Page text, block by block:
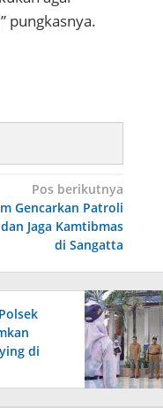
pungkasnya.
Pos berikutnya
Gencarkan Patroli
Jaga Kamtibmas
di Sangatta
di